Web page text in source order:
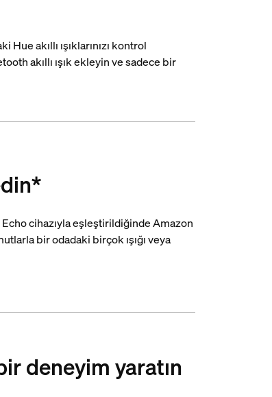
akıllı ışıklarınızı kontrol
akıllı ışık ekleyin ve sadece bir
cihazıyla eşleştirildiğinde Amazon
bir odadaki birçok ışığı veya
deneyim yaratın